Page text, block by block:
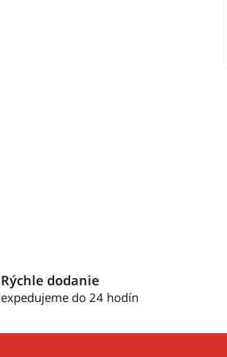
Rýchle dodanie
expedujeme do 24 hodín